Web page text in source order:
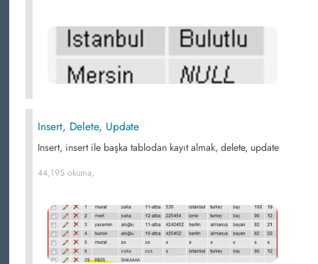
Insert, Delete, Update
Insert, insert ile başka tablodan kayıt almak, delete, update
44,195 okuma,